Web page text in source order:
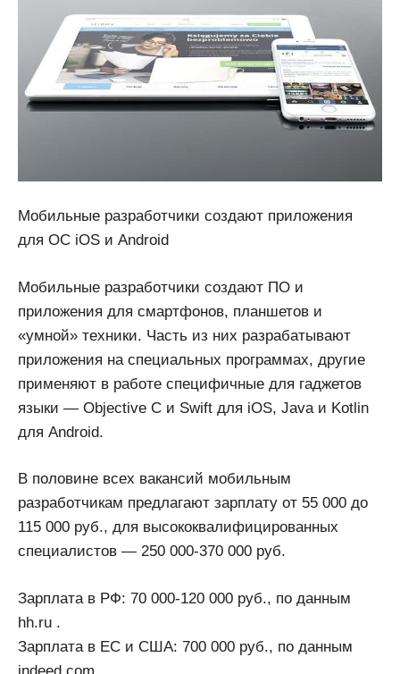
Мобильные разработчики создают приложения
для ОС iOS и Android
Мобильные разработчики создают ПО и
приложения для смартфонов, планшетов и
«умной» техники. Часть из них разрабатывают
приложения на специальных программах, другие
применяют в работе специфичные для гаджетов
языки — Objective C и Swift для iOS, Java и Kotlin
для Android.
В половине всех вакансий мобильным
разработчикам предлагают зарплату от 55 000 до
115 000 руб., для высококвалифицированных
специалистов — 250 000-370 000 руб.
Зарплата в РФ: 70 000-120 000 руб., по данным
hh.ru .
Зарплата в ЕС и США: 700 000 руб., по данным